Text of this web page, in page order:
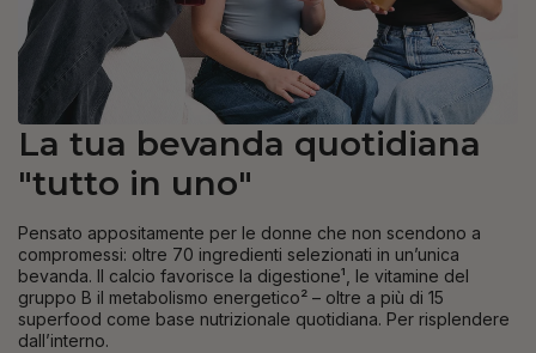
La tua bevanda quotidiana
"tutto in uno"
Pensato appositamente per le donne che non scendono a
compromessi: oltre 70 ingredienti selezionati in un’unica
bevanda. Il calcio favorisce la digestione¹, le vitamine del
gruppo B il metabolismo energetico² – oltre a più di 15
superfood come base nutrizionale quotidiana. Per risplendere
dall’interno.